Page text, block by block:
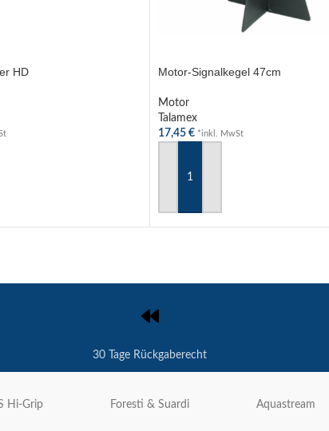
HD Motor-Signalkegel 47cm
Motor
Talamex
17,45 € *inkl. MwSt
30 Tage Rückgaberecht
Hi-Grip Foresti & Suardi Aquastream